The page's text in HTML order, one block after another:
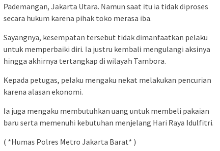
Pademangan, Jakarta Utara. Namun saat itu ia tidak diproses
secara hukum karena pihak toko merasa iba.
Sayangnya, kesempatan tersebut tidak dimanfaatkan pelaku
untuk memperbaiki diri. Ia justru kembali mengulangi aksinya
hingga akhirnya tertangkap di wilayah Tambora.
Kepada petugas, pelaku mengaku nekat melakukan pencurian
karena alasan ekonomi.
Ia juga mengaku membutuhkan uang untuk membeli pakaian
baru serta memenuhi kebutuhan menjelang Hari Raya Idulfitri.
( *Humas Polres Metro Jakarta Barat* )